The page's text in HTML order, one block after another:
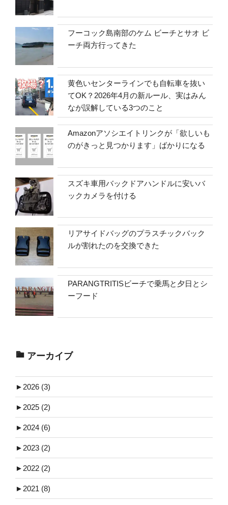
フーコック島南部のケム ビーチとサオ ビ
ーチ両方行ってきた
黄色いセンターラインでも自転車を抜い
てOK？2026年4月の新ルール、実はみん
なが誤解している3つのこと
Amazonアソシエイトリンクが「欲しいも
のがきっと見つかります」ばかりになる
スズキ車用バックドアハンドルに安いバ
ックカメラを付ける
リアサイドバッグのプラスチックバック
ルが割れたのを交換できた
PARANGTRITISビーチで乗馬と夕日とシ
ーフード
アーカイブ
► 2026 (3)
► 2025 (2)
► 2024 (6)
► 2023 (2)
► 2022 (2)
► 2021 (8)